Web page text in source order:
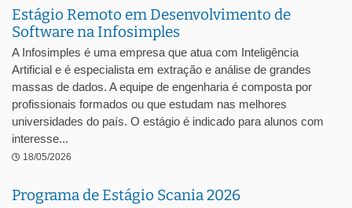
Estágio Remoto em Desenvolvimento de
Software na Infosimples
A Infosimples é uma empresa que atua com Inteligência
Artificial e é especialista em extração e análise de grandes
massas de dados. A equipe de engenharia é composta por
profissionais formados ou que estudam nas melhores
universidades do país. O estágio é indicado para alunos com
interesse...
18/05/2026
Programa de Estágio Scania 2026